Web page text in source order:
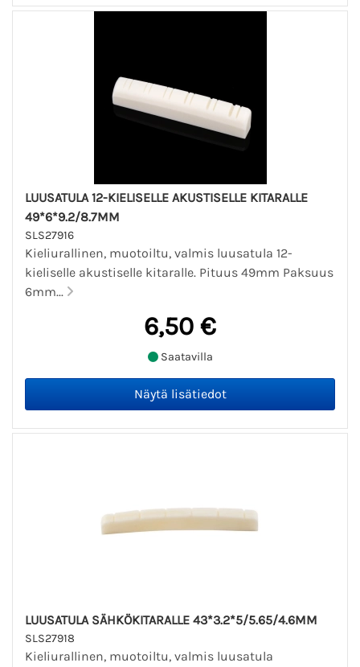
LUUSATULA 12-KIELISELLE AKUSTISELLE KITARALLE
49*6*9.2/8.7MM
SLS27916
Kieliurallinen, muotoiltu, valmis luusatula 12-
kieliselle akustiselle kitaralle. Pituus 49mm Paksuus
6mm...
6,50 €
Saatavilla
LUUSATULA SÄHKÖKITARALLE 43*3.2*5/5.65/4.6MM
SLS27918
Kieliurallinen, muotoiltu, valmis luusatula